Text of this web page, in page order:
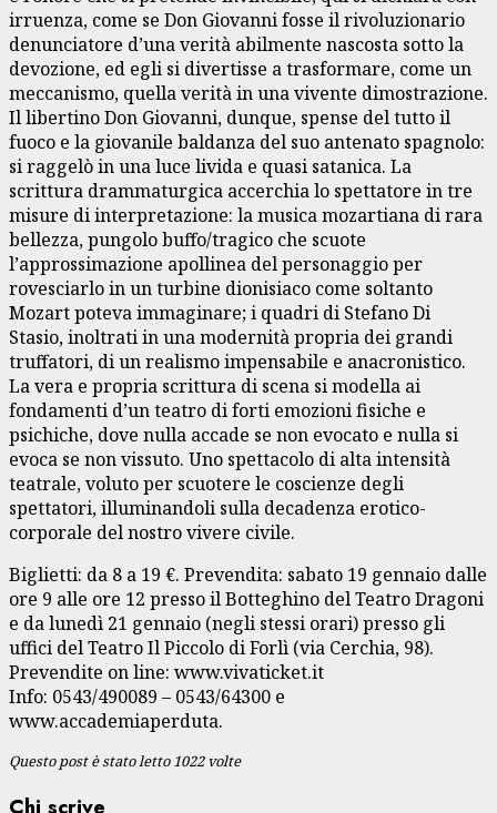
irruenza, come se Don Giovanni fosse il rivoluzionario
denunciatore d’una verità abilmente nascosta sotto la
devozione, ed egli si divertisse a trasformare, come un
meccanismo, quella verità in una vivente dimostrazione.
Il libertino Don Giovanni, dunque, spense del tutto il
fuoco e la giovanile baldanza del suo antenato spagnolo:
si raggelò in una luce livida e quasi satanica. La
scrittura drammaturgica accerchia lo spettatore in tre
misure di interpretazione: la musica mozartiana di rara
bellezza, pungolo buffo/tragico che scuote
l’approssimazione apollinea del personaggio per
rovesciarlo in un turbine dionisiaco come soltanto
Mozart poteva immaginare; i quadri di Stefano Di
Stasio, inoltrati in una modernità propria dei grandi
truffatori, di un realismo impensabile e anacronistico.
La vera e propria scrittura di scena si modella ai
fondamenti d’un teatro di forti emozioni fisiche e
psichiche, dove nulla accade se non evocato e nulla si
evoca se non vissuto. Uno spettacolo di alta intensità
teatrale, voluto per scuotere le coscienze degli
spettatori, illuminandoli sulla decadenza erotico-
corporale del nostro vivere civile.
Biglietti: da 8 a 19 €. Prevendita: sabato 19 gennaio dalle
ore 9 alle ore 12 presso il Botteghino del Teatro Dragoni
e da lunedì 21 gennaio (negli stessi orari) presso gli
uffici del Teatro Il Piccolo di Forlì (via Cerchia, 98).
Prevendite on line: www.vivaticket.it
Info: 0543/490089 – 0543/64300 e
www.accademiaperduta.
Questo post è stato letto 1022 volte
Chi scrive